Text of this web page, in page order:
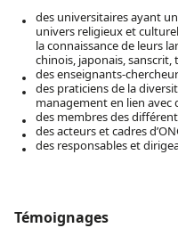
des universitaires ayant
univers religieux et
la connaissance de leurs
chinois, japonais,
des enseignants-
des praticiens de la
management en lien
des membres des
des acteurs et cadres
des responsables et
Témoignages